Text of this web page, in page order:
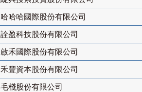
哈哈哈國際股份有限公司
詮盈科技股份有限公司
啟禾國際股份有限公司
禾豐資本股份有限公司
毛棧股份有限公司